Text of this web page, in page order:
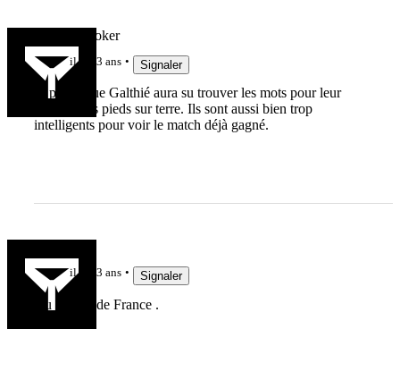
HookAHooker
il y a 3 ans Signaler
Je pense que Galthié aura su trouver les mots pour leur
remettre les pieds sur terre. Ils sont aussi bien trop
intelligents pour voir le match déjà gagné.
il y a 3 ans Signaler
Du quinze de France .